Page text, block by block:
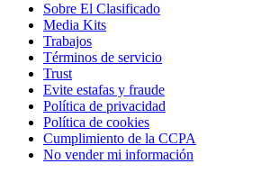
Sobre El Clasificado
Media Kits
Trabajos
Términos de servicio
Trust
Evite estafas y fraude
Política de privacidad
Política de cookies
Cumplimiento de la CCPA
No vender mi información